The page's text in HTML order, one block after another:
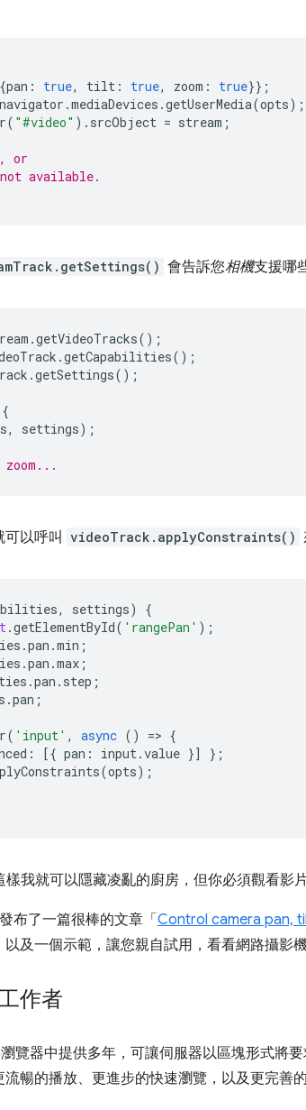
{pan : true, tilt : true, zoom : true}};
navigator .mediaDevices .getUserMedia(opts);
( "#video" ). srcObject = stream ;
or
available.
會告訴您相機支援哪
.getVideoTracks();
.getCapabilities();
.getSettings();
{
, settings);
以呼叫 videoTrack.applyConstraints()
, settings)
{
.getElementById( 'rangePan' );
.pan .min ;
.pan .max ;
.pan . step ;
.pan ;
( 'input' , async () => {
: [{ pan : input .value }]
};
(opts);
我就可以隱藏凌亂的廚房，但你必須觀看影
布了一篇很棒的文章「Control camera pan,
及一個示範，讓您親自試用，看看網路攝影機
作者
覽器中提供多年，可讓伺服器以區塊形式將
暢的播放、更進步的快速瀏覽，以及更完善